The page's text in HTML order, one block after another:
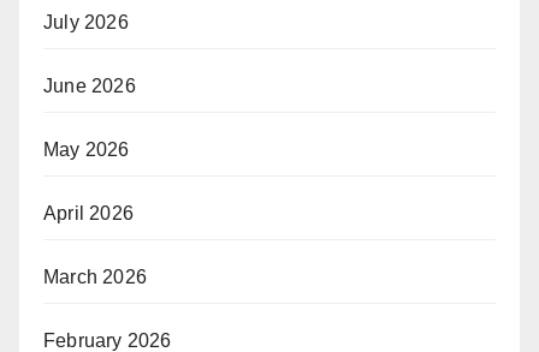
July 2026
June 2026
May 2026
April 2026
March 2026
February 2026